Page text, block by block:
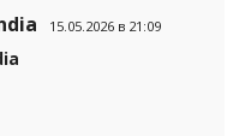
15.05.2026 в 21:09